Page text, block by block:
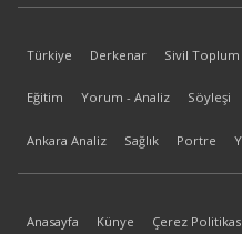
Türkiye Derkenar Sivil Toplum
Eğitim Yorum - Analiz Söyleşi
Ankara Analiz Sağlık Portre
Anasayfa Künye Çerez Politikası